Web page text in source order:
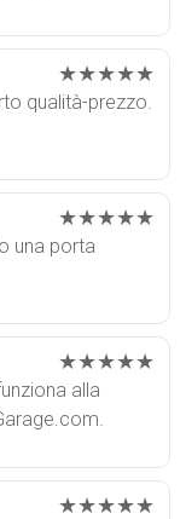
★★★★★
qualità-prezzo.
★★★★★
una porta
★★★★★
alla
★★★★★